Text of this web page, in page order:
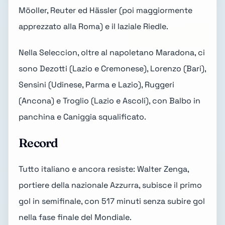
Möoller, Reuter ed Hässler (poi maggiormente
apprezzato alla Roma) e il laziale Riedle.
Nella Seleccion, oltre al napoletano Maradona, ci
sono Dezotti (Lazio e Cremonese), Lorenzo (Bari),
Sensini (Udinese, Parma e Lazio), Ruggeri
(Ancona) e Troglio (Lazio e Ascoli), con Balbo in
panchina e Caniggia squalificato.
Record
Tutto italiano e ancora resiste: Walter Zenga,
portiere della nazionale Azzurra, subisce il primo
gol in semifinale, con 517 minuti senza subire gol
nella fase finale del Mondiale.